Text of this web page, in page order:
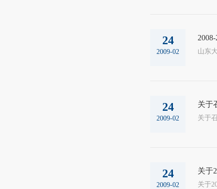
24
2009-02 山东
24
2009-02
关于
24
2009-02
关于